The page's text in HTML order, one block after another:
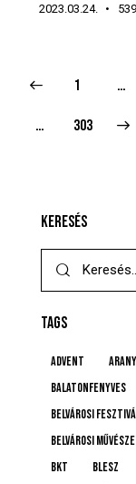
2023.03.24. 539
1 …
… 303
KERESÉS
TAGS
advent
Balatonfenyves
Belvárosi
Belvárosi
BKT
BLESZ